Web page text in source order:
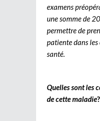
examens
une somme de
permettre de
patiente dans
santé.
Quelles sont les
de cette maladie?